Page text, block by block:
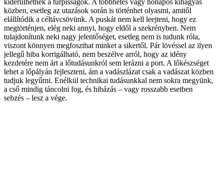
közben, esetleg az utazások során is történhet olyasmi, amitől
elállítódik a céltávcsövünk. A puskát nem kell leejteni, hogy ez
megtörténjen, elég neki annyi, hogy eldől a szekrényben. Nem
tulajdonítunk neki nagy jelentőséget, esetleg nem is tudunk róla,
viszont könnyen megfoszthat minket a sikertől. Pár lövéssel az ilyen
jellegű hiba korrigálható, nem beszélve arról, hogy az idény
kezdetére nem árt a lőtudásunkról sem lerázni a port. A lőkészséget
lehet a lőpályán fejleszteni, ám a vadászlázat csak a vadászat közben
tudjuk legyűrni. Enélkül technikai tudásunkkal nem sokra megyünk,
a cső mindig táncolni fog, és hibázás – vagy rosszabb esetben
sebzés – lesz a vége.